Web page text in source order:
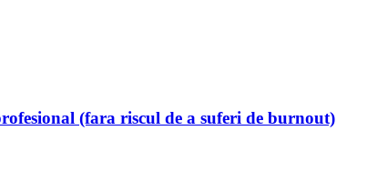
(fara riscul de a suferi de burnout)